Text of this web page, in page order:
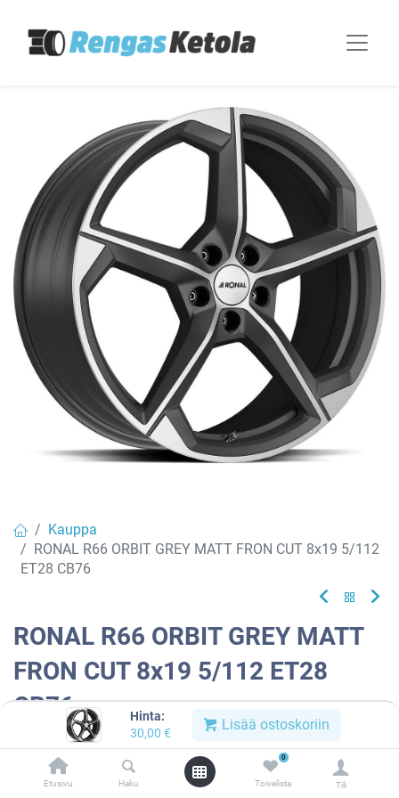
Hinta:
30,00 € Lisää ostoskoriin
Etusivu Haku
0
Toivelista Tili
Kauppa
RONAL R66 ORBIT GREY MATT FRON CUT 8x19 5/112
ET28 CB76
RONAL R66 ORBIT GREY MATT
FRON CUT 8x19 5/112 ET28
CB76
4053881243710 Tuotekoodi:
Tällä tuotteella ei ole kelvollista yhdistelmää.